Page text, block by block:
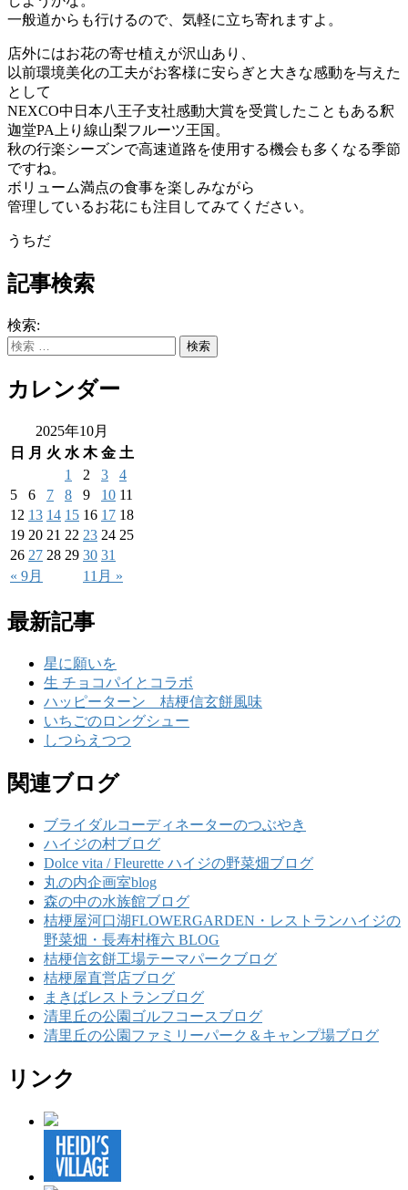
一般道からも行けるので、気軽に立ち寄れますよ。
店外にはお花の寄せ植えが沢山あり、
以前環境美化の工夫がお客様に安らぎと大きな感動を与えた
として
NEXCO中日本八王子支社感動大賞を受賞したこともある釈
迦堂PA上り線山梨フルーツ王国。
秋の行楽シーズンで高速道路を使用する機会も多くなる季節
ですね。
ボリューム満点の食事を楽しみながら
管理しているお花にも注目してみてください。
うちだ
記事検索
検索:
カレンダー
2025年10月
日
月 火 水 木 金 土
« 9月 11月 »
1 2 3
4
5
6 7 8 9 10 11
12 13 14 15 16 17 18
19 20 21 22 23 24 25
26 27 28 29 30 31
最新記事
星に願いを
生 チョコパイとコラボ
ハッピーターン 桔梗信玄餅風味
いちごのロングシュー
しつらえつつ
関連ブログ
ブライダルコーディネーターのつぶやき
ハイジの村ブログ
Dolce vita / Fleurette ハイジの野菜畑ブログ
丸の内企画室blog
森の中の水族館ブログ
桔梗屋河口湖FLOWERGARDEN・レストランハイジの
野菜畑・長寿村権六 BLOG
桔梗信玄餅工場テーマパークブログ
桔梗屋直営店ブログ
まきばレストランブログ
清里丘の公園ゴルフコースブログ
清里丘の公園ファミリーパーク＆キャンプ場ブログ
リンク